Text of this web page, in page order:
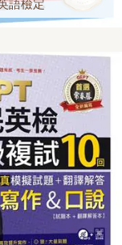
語檢定